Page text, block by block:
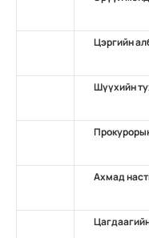
Цэргийн
Шүүхийн
Ахмад